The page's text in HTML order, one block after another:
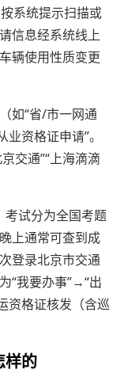
系统提示扫描或
信息经系统线上
辆使用性质变更
如“省/市一网通
资格证申请”。
交通”“上海滴滴
考试分为全国考题
上通常可查到成
登录北京市交通
“我要办事”→“出
资格证核发（含巡
样的